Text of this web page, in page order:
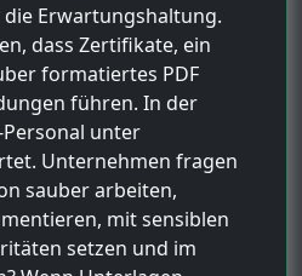
Erwartungshaltung.
dass Zertifikate, ein
formatiertes PDF
führen. In der
unter
Unternehmen fragen
sauber arbeiten,
mit sensiblen
setzen und im